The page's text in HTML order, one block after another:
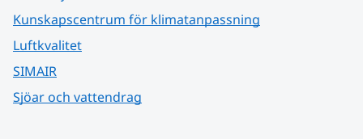
Kunskapscentrum för klimatanpassning
Luftkvalitet
SIMAIR
Sjöar och vattendrag